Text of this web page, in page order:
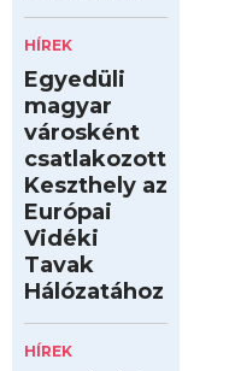
HÍREK
Egyedüli
magyar
városként
csatlakozott
Keszthely az
Európai
Vidéki
Tavak
Hálózatához
HÍREK